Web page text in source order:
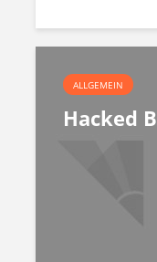
ALLGEMEIN
Hacked